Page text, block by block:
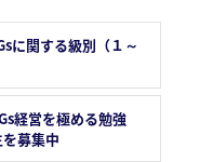
に関する級別（１～
経営を極める勉強
募集中